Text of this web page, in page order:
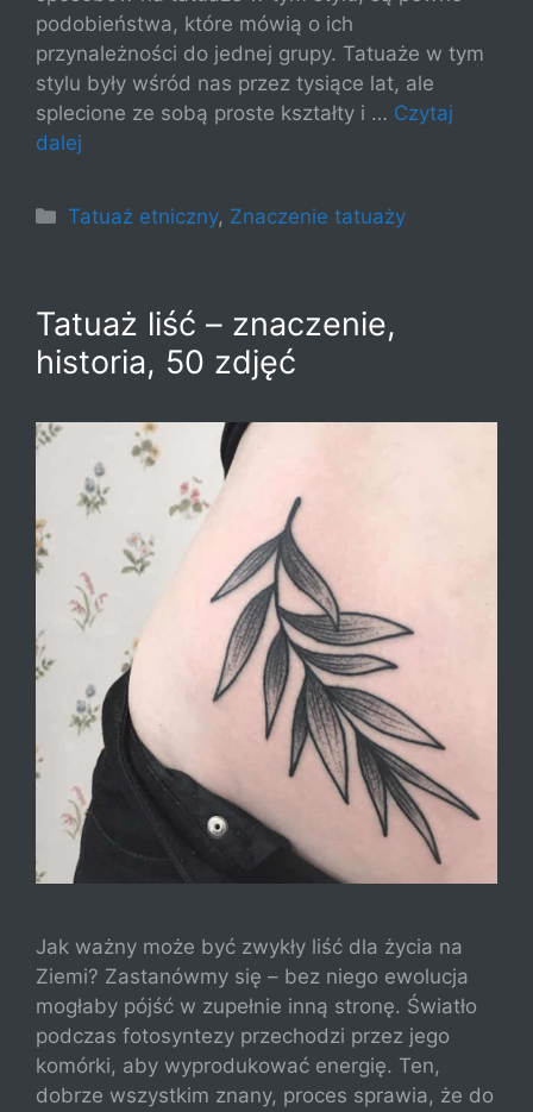
podobieństwa, które mówią o ich
przynależności do jednej grupy. Tatuaże w tym
stylu były wśród nas przez tysiące lat, ale
splecione ze sobą proste kształty i … Czytaj
dalej
Kategorie
Tatuaż etniczny, Znaczenie tatuaży
Tatuaż liść – znaczenie,
historia, 50 zdjęć
Jak ważny może być zwykły liść dla życia na
Ziemi? Zastanówmy się – bez niego ewolucja
mogłaby pójść w zupełnie inną stronę. Światło
podczas fotosyntezy przechodzi przez jego
komórki, aby wyprodukować energię. Ten,
dobrze wszystkim znany, proces sprawia, że do